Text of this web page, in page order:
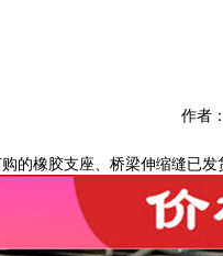
作者
的橡胶支座、桥梁伸缩缝已发